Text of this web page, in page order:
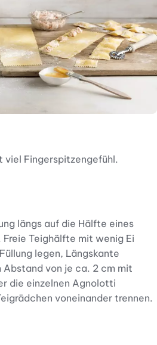
viel Fingerspitzengefühl.
längs auf die Hälfte eines
Teighälfte mit wenig Ei
legen, Längskante
Abstand von je ca. 2 cm mit
die einzelnen Agnolotti
voneinander trennen.